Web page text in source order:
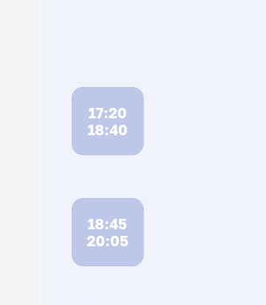
17:20
18:40
18:45
20:05